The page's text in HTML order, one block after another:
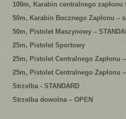
100m, Karabin centralnego zapłonu
50m, Karabin Bocznego Zapłonu –
50m, Pistolet Maszynowy –
25m, Pistolet Sportowy
25m, Pistolet Centralnego Zapłonu
25m, Pistolet Centralnego Zapłonu
Strzelba - STANDARD
Strzelba dowolna – OPEN